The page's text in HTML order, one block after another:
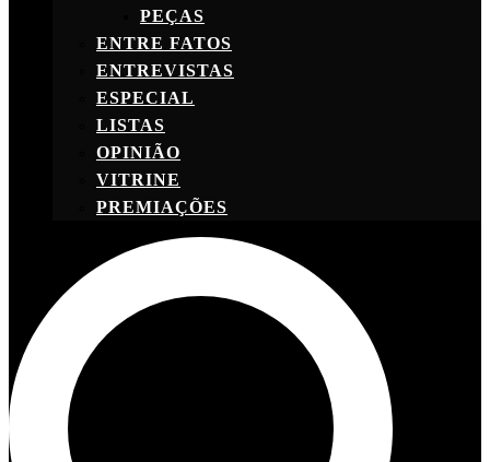
PEÇAS
ENTRE FATOS
ENTREVISTAS
ESPECIAL
LISTAS
OPINIÃO
VITRINE
PREMIAÇÕES